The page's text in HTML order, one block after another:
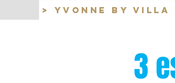
> YVONNE by VILLA
3